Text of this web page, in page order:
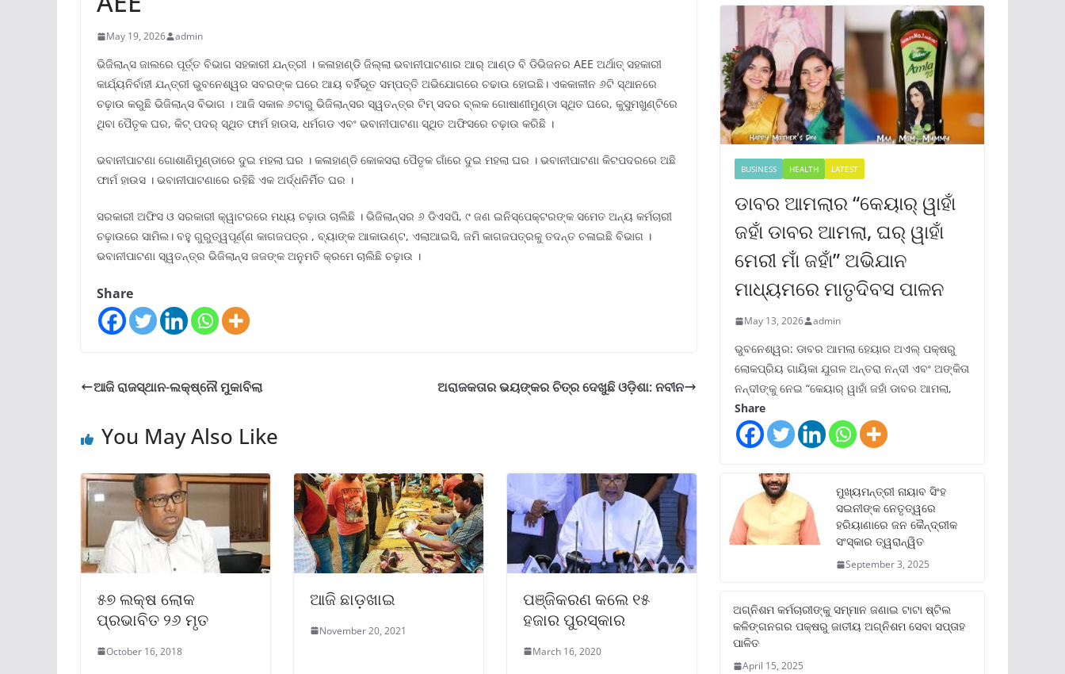
May 19, 2026 admin
ଭିଜିଲାନ୍ସ ଜାଲରେ ପୂର୍ତ୍ତ ବିଭାଗ ସହକାରୀ ଯନ୍ତ୍ରୀ । କଳାହାଣ୍ଡି ଜିଲ୍ଲା ଭବାନୀପାଟଣାର ଆର୍ ଆଣ୍ଡ ବି ଡିଭିଜନର AEE ଅର୍ଥାତ୍ ସହକାରୀ
କାର୍ଯ୍ୟନିର୍ବାହୀ ଯନ୍ତ୍ରୀ ଭୁବନେଶ୍ୱର ସବରଙ୍କ ଘରେ ଆୟ ବର୍ହିଭୂତ ସମ୍ପତ୍ତି ଅଭିଯୋଗରେ ଚଢାଉ ହୋଇଛି। ଏକକାଳୀନ ୬ଟି ସ୍ଥାନରେ
ଚଢ଼ାଉ କରୁଛି ଭିଜିଲାନ୍ସ ବିଭାଗ । ଆଜି ସକାଳ ୬ଟାରୁ ଭିଜିଲାନ୍ସର ସ୍ୱତନ୍ତ୍ର ଟିମ୍ ସଦର ବ୍ଲକ ଗୋଷାଣୀମୁଣ୍ଡା ସ୍ଥିତ ଘରେ, କୁସୁମଖୁଣ୍ଟିରେ
ଥିବା ପୈତୃକ ଘର, କିଟ୍ ପଦର୍ ସ୍ଥିତ ଫାର୍ମ ହାଉସ, ଧର୍ମଗଡ ଏବଂ ଭବାନୀପାଟଣା ସ୍ଥିତ ଅଫିସରେ ଚଢ଼ାଉ କରିଛି ।
ଭବାନୀପାଟଣା ଗୋଶାଣିମୁଣ୍ଡାରେ ଦୁଇ ମହଲା ଘର । କଳାହାଣ୍ଡି କୋକସରା ପୈତୃକ ଗାଁରେ ଦୁଇ ମହଲା ଘର । ଭବାନୀପାଟଣା କିଟପଦରରେ ଅଛି
ଫାର୍ମ ହାଉସ । ଭବାନୀପାଟଣାରେ ରହିଛି ଏକ ଅର୍ଦ୍ଧନିର୍ମିତ ଘର ।
ସରକାରୀ ଅଫିସ ଓ ସରକାରୀ କ୍ୱାଟରରେ ମଧ୍ୟ ଚଢ଼ାଉ ଚାଲିଛି । ଭିଜିଲାନ୍ସର ୬ ଡିଏସପି, ୯ ଜଣ ଇନିସ୍ପେକ୍ଟରଙ୍କ ସମେତ ଅନ୍ୟ କର୍ମଚାରୀ
ଚଢ଼ାଉରେ ସାମିଲ। ବହୁ ଗୁରୁତ୍ୱପୂର୍ଣ୍ଣ କାଗଜପତ୍ର , ବ୍ୟାଙ୍କ ଆକାଉଣ୍ଟ, ଏଲାଆଇସି, ଜମି କାଗଜପତ୍ରକୁ ତଦନ୍ତ ଚଳାଇଛି ବିଭାଗ ।
ଭବାନୀପାଟଣା ସ୍ୱତନ୍ତ୍ର ଭିଜିଲାନ୍ସ ଜଜଙ୍କ ଅନୁମତି କ୍ରମେ ଚାଲିଛି ଚଢ଼ାଉ ।
Share
ଆଜି ରାଜସ୍ଥାନ-ଲକ୍ଷ୍ନୌ ମୁକାବିଲା ଅରାଜକତାର ଭୟଙ୍କର ଚିତ୍ର ଦେଖୁଛି ଓଡ଼ିଶା: ନବୀନ
You May Also Like
୫୭ ଲକ୍ଷ ଲୋକ
ପ୍ରଭାବିତ ୨୬ ମୃତ
October 16, 2018
ଆଜି ଛାଡ଼ଖାଇ
November 20, 2021
ପଞ୍ଜିକରଣ କଲେ ୧୫
ହଜାର ପୁରସ୍କାର
March 16, 2020
BUSINESS HEALTH LATEST
ଡାବର ଆମଲାର “କେୟାର୍ ୱାହାଁ
ଜହାଁ ଡାବର ଆମଲା, ଘର୍ ୱାହାଁ
ମେରୀ ମାଁ ଜହାଁ” ଅଭିଯାନ
ମାଧ୍ୟମରେ ମାତୃଦିବସ ପାଳନ
May 13, 2026 admin
ଭୁବନେଶ୍ୱର: ଡାବର ଆମଲା ହେୟାର ଅଏଲ୍ ପକ୍ଷରୁ
ଲୋକପ୍ରିୟ ଗାୟିକା ଯୁଗଳ ଅନ୍ତରା ନନ୍ଦୀ ଏବଂ ଅଙ୍କିତା
ନନ୍ଦୀଙ୍କୁ ନେଇ “କେୟାର୍ ୱାହାଁ ଜହାଁ ଡାବର ଆମଲା,
Share
ମୁଖ୍ୟମନ୍ତ୍ରୀ ନାୟାବ ସିଂହ
ସଇନୀଙ୍କ ନେତୃତ୍ୱରେ
ହରିୟାଣାରେ ଜନ କୈନ୍ଦ୍ରୀକ
ସଂସ୍କାର ତ୍ୱରାନ୍ୱିତ
September 3, 2025
ଅଗ୍ନିଶମ କର୍ମଚାରୀଙ୍କୁ ସମ୍ମାନ ଜଣାଇ ଟାଟା ଷ୍ଟିଲ
କଳିଙ୍ଗନଗର ପକ୍ଷରୁ ଜାତୀୟ ଅଗ୍ନିଶମ ସେବା ସପ୍ତାହ
ପାଳିତ
April 15, 2025